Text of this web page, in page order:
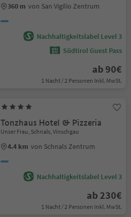
360 m von San Vigilio Zentrum
Nachhaltigkeitslabel Level 3
Südtirol Guest Pass
ab 90€
1 Nacht / 2 Personen Inkl. MwSt.
Tonzhaus Hotel & Pizzeria
Unser Frau, Schnals, Vinschgau
4.4 km von Schnals Zentrum
Nachhaltigkeitslabel Level 3
ab 230€
1 Nacht / 2 Personen Inkl. MwSt.